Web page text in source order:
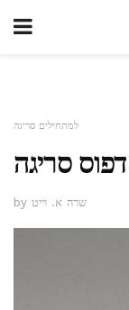
למתחילים סריגה
סריגה
by שרה א. וייט